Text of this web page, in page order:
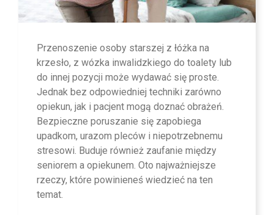
Przenoszenie osoby starszej z łóżka na
krzesło, z wózka inwalidzkiego do toalety lub
do innej pozycji może wydawać się proste.
Jednak bez odpowiedniej techniki zarówno
opiekun, jak i pacjent mogą doznać obrażeń.
Bezpieczne poruszanie się zapobiega
upadkom, urazom pleców i niepotrzebnemu
stresowi. Buduje również zaufanie między
seniorem a opiekunem. Oto najważniejsze
rzeczy, które powinieneś wiedzieć na ten
temat.